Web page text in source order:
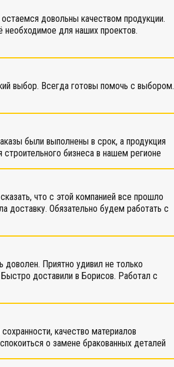
довольны качеством продукции.
необходимое для наших проектов.
выбор. Всегда готовы помочь с выбором.
были выполнены в срок, а продукция
бизнеса в нашем регионе
что с этой компанией все прошло
доставку. Обязательно будем работать с
доволен. Приятно удивил не только
доставили в Борисов. Работал с
качество материалов
о замене бракованных деталей